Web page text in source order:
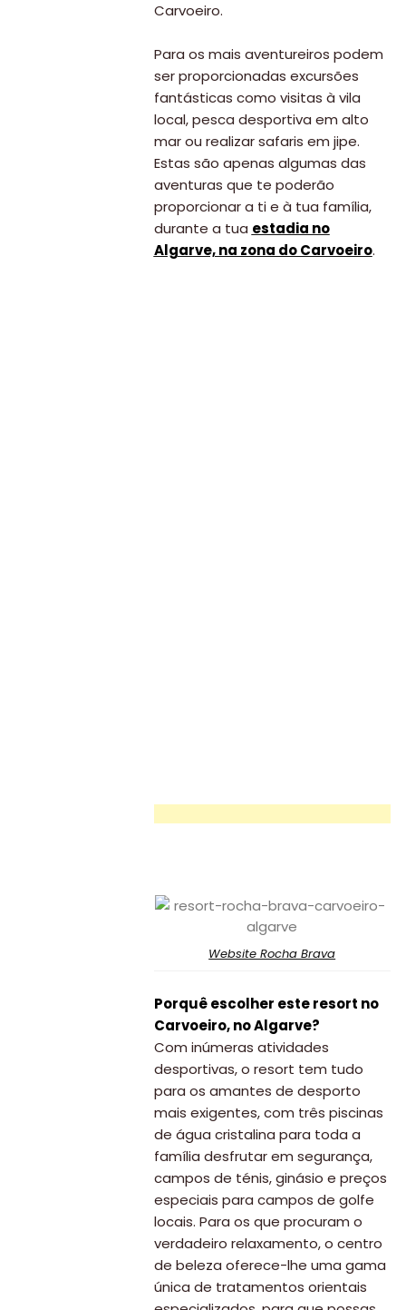
Carvoeiro.
Para os mais aventureiros podem
ser proporcionadas excursões
fantásticas como visitas à vila
local, pesca desportiva em alto
mar ou realizar safaris em jipe.
Estas são apenas algumas das
aventuras que te poderão
proporcionar a ti e à tua família,
durante a tua estadia no
Algarve, na zona do Carvoeiro.
Website Rocha Brava
Porquê escolher este resort no
Carvoeiro, no Algarve?
Com inúmeras atividades
desportivas, o resort tem tudo
para os amantes de desporto
mais exigentes, com três piscinas
de água cristalina para toda a
família desfrutar em segurança,
campos de ténis, ginásio e preços
especiais para campos de golfe
locais. Para os que procuram o
verdadeiro relaxamento, o centro
de beleza oferece-lhe uma gama
única de tratamentos orientais